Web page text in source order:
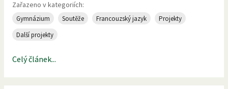
Zařazeno v kategoriích:
Gymnázium Soutěže Francouzský jazyk
Projekty
Další projekty
Celý článek...